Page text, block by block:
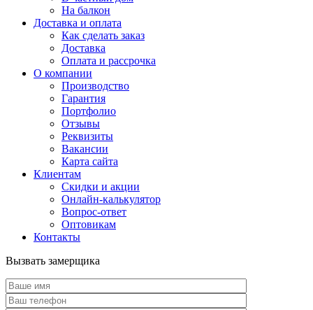
На балкон
Доставка и оплата
Как сделать заказ
Доставка
Оплата и рассрочка
О компании
Производство
Гарантия
Портфолио
Отзывы
Реквизиты
Вакансии
Карта сайта
Клиентам
Скидки и акции
Онлайн-калькулятор
Вопрос-ответ
Оптовикам
Контакты
Вызвать замерщика